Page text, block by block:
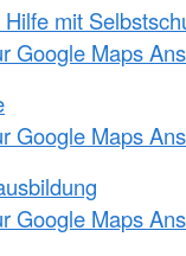
mit
Google Maps
Google Maps
Google Maps